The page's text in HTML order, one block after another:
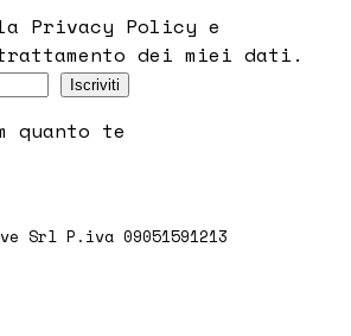
Privacy Policy e
dei miei dati.
Iscriviti
quanto te
Srl P.iva 09051591213